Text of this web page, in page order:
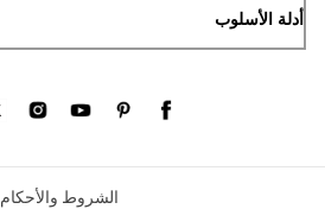
أدلة الأسلوب
الشروط والأحكام